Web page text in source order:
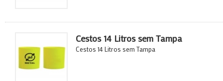
Cestos 14 Litros sem Tampa
Cestos 14 Litros sem Tampa